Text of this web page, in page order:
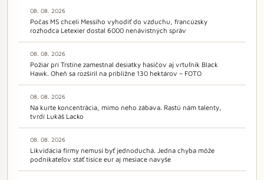
08. 08. 2026
Počas MS chceli Messiho vyhodiť do vzduchu, francúzsky
rozhodca Letexier dostal 6000 nenávistných správ
08. 08. 2026
Požiar pri Trstíne zamestnal desiatky hasičov aj vrtuľník Black
Hawk. Oheň sa rozšíril na približne 130 hektárov – FOTO
08. 08. 2026
Na kurte koncentrácia, mimo neho zábava. Rastú nám talenty,
tvrdí Lukáš Lacko
08. 08. 2026
Likvidácia firmy nemusí byť jednoduchá. Jedna chyba môže
podnikateľov stáť tisíce eur aj mesiace navyše